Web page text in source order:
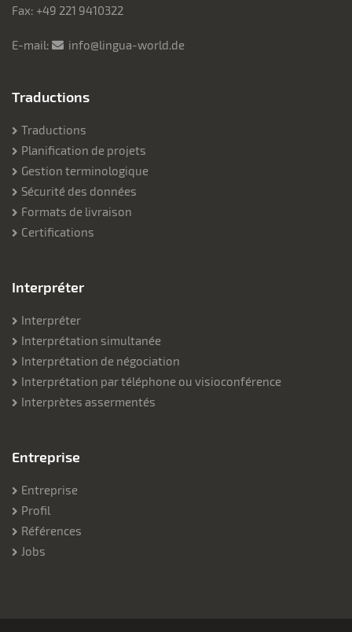
Fax: +49 221 9410322
E-mail: info@lingua-world.de
Traductions
Traductions
Planification de projets
Gestion terminologique
Sécurité des données
Formats de livraison
Certifications
Interpréter
Interpréter
Interprétation simultanée
Interprétation de négociation
Interprétation par téléphone ou visioconférence
Interprètes assermentés
Entreprise
Entreprise
Profil
Références
Jobs